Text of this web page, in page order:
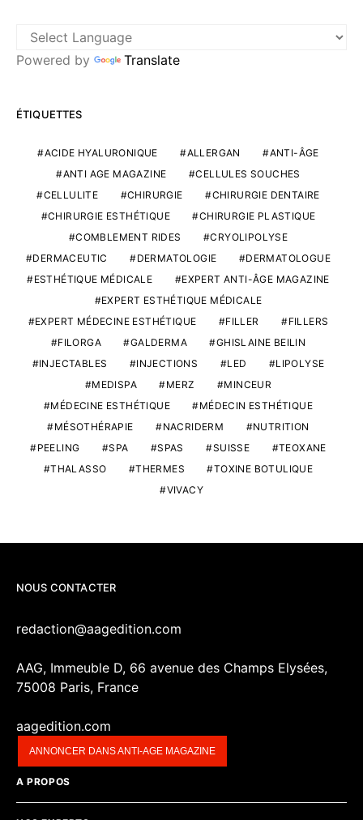
Powered by Translate
ÉTIQUETTES
ACIDE HYALURONIQUE ALLERGAN
ANTI-ÂGE
ANTI AGE MAGAZINE
CELLULES SOUCHES
CELLULITE
CHIRURGIE
CHIRURGIE DENTAIRE
CHIRURGIE ESTHÉTIQUE
CHIRURGIE PLASTIQUE
COMBLEMENT RIDES
CRYOLIPOLYSE
DERMACEUTIC
DERMATOLOGIE
DERMATOLOGUE
ESTHÉTIQUE MÉDICALE
EXPERT ANTI-ÂGE MAGAZINE
EXPERT ESTHÉTIQUE MÉDICALE
EXPERT MÉDECINE ESTHÉTIQUE
FILLER
FILLERS
FILORGA
GALDERMA
GHISLAINE BEILIN
INJECTABLES
INJECTIONS LED
LIPOLYSE
MEDISPA
MERZ
MINCEUR
MÉDECINE ESTHÉTIQUE
MÉDECIN ESTHÉTIQUE
MÉSOTHÉRAPIE
NACRIDERM
NUTRITION
PEELING
SPA SPAS SUISSE
TEOXANE
THALASSO
THERMES
TOXINE BOTULIQUE
VIVACY
NOUS CONTACTER
redaction@aagedition.com
AAG, Immeuble D, 66 avenue des Champs Elysées,
75008 Paris, France
aagedition.com
ANNONCER DANS ANTI-AGE MAGAZINE
A PROPOS